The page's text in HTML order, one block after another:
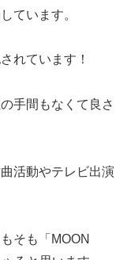
ています。
れています！
手間もなくて良さ
活動やテレビ出演
そも「MOON